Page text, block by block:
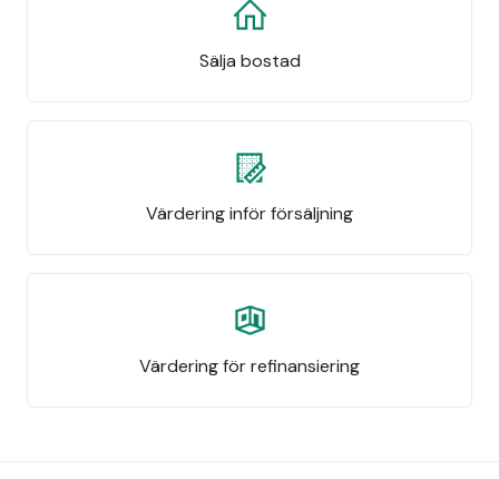
Sälja bostad
Värdering inför försäljning
Värdering för refinansiering